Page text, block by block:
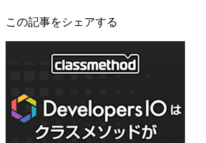
この記事をシェアする